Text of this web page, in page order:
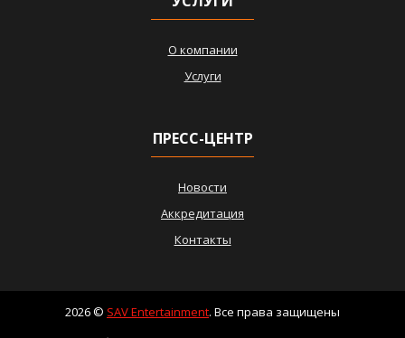
О компании
Услуги
ПРЕСС-ЦЕНТР
Новости
Аккредитация
Контакты
2026 © SAV Entertainment. Все права защищены